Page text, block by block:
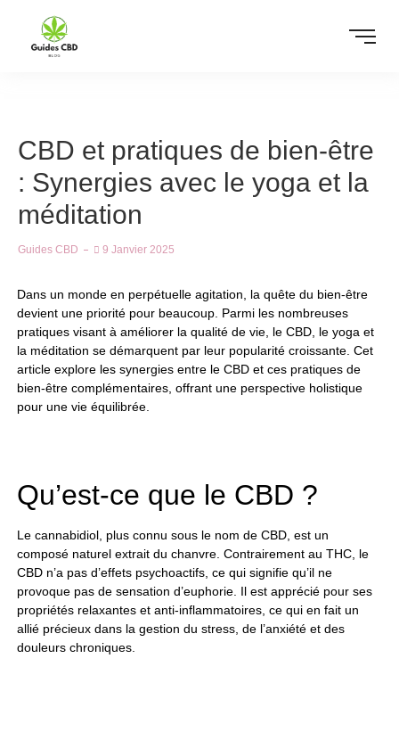
CBD et pratiques de bien-être
: Synergies avec le yoga et la
méditation
Guides CBD 9 Janvier 2025
Dans un monde en perpétuelle agitation, la quête du bien-être
devient une priorité pour beaucoup. Parmi les nombreuses
pratiques visant à améliorer la qualité de vie, le CBD, le yoga et
la méditation se démarquent par leur popularité croissante. Cet
article explore les synergies entre le CBD et ces pratiques de
bien-être complémentaires, offrant une perspective holistique
pour une vie équilibrée.
Qu’est-ce que le CBD ?
Le cannabidiol, plus connu sous le nom de CBD, est un
composé naturel extrait du chanvre. Contrairement au THC, le
CBD n’a pas d’effets psychoactifs, ce qui signifie qu’il ne
provoque pas de sensation d’euphorie. Il est apprécié pour ses
propriétés relaxantes et anti-inflammatoires, ce qui en fait un
allié précieux dans la gestion du stress, de l’anxiété et des
douleurs chroniques.